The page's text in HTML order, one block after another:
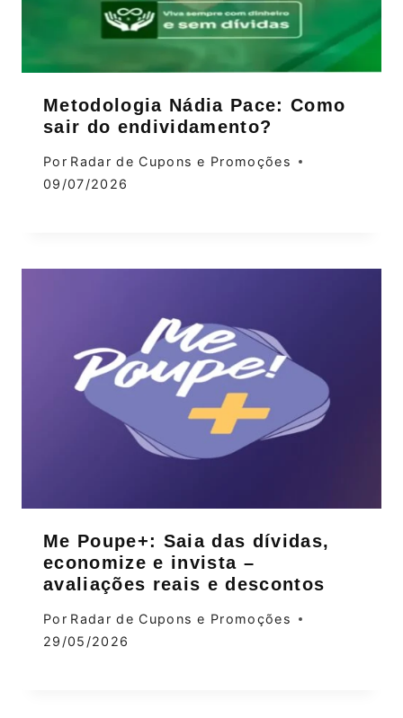
Metodologia Nádia Pace: Como
sair do endividamento?
Por Radar de Cupons e Promoções
09/07/2026
Me Poupe+: Saia das dívidas,
economize e invista –
avaliações reais e descontos
Por Radar de Cupons e Promoções
29/05/2026